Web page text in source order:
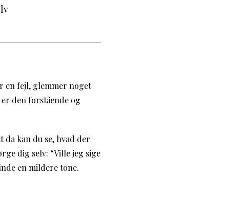
en fejl, glemmer noget
den forstående og
kan du se, hvad der
dig selv: “Ville jeg sige
en mildere tone.